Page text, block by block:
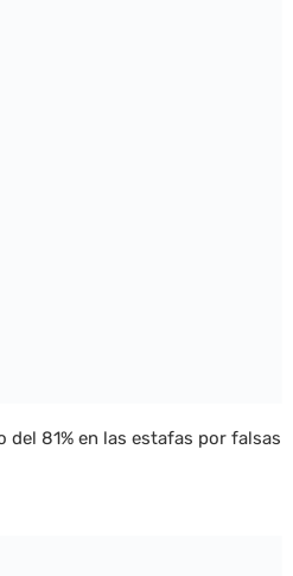
del 81% en las estafas por falsas